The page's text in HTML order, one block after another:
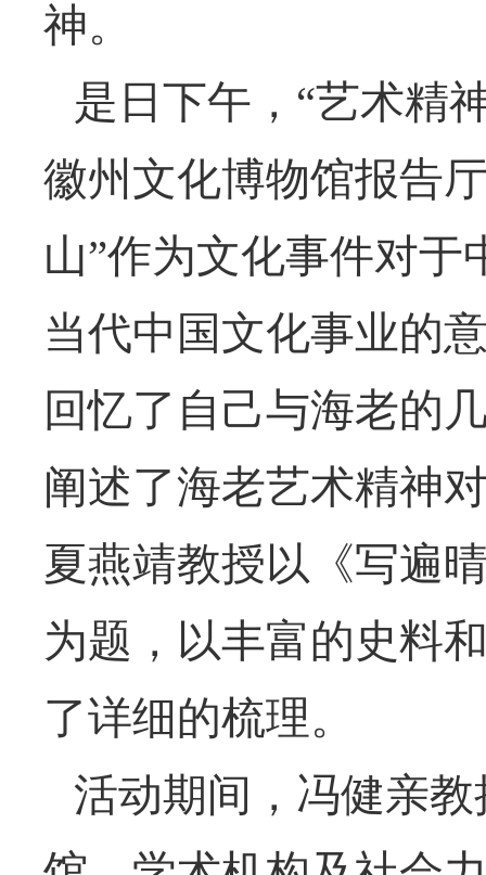
神。
是日下午， “艺术精
徽州文化博物馆报告
山”作为文化事件对
当代中国文化事业的
回忆了自己与海老的
阐述了海老艺术精神
夏燕靖教授以《写遍
为题，以丰富的史料
了详细的梳理。
活动期间，冯健亲